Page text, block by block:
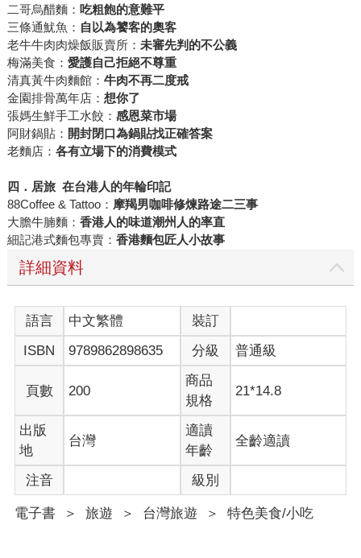
二哥烏醋麵： 吃粗飽的意難平
三條通魷魚： 自以為饕客的奧客
老牛牛肉肉燥飯販賣所： 未審先判的不公義
梅滿美食： 愛護自己拒絕不尊重
清真黃牛肉麵館： 牛肉不再二度戒
金園排骨萬年店： 想你了
張媽生鮮手工水餃： 感恩菜市場
阿財鍋貼： 開封閉口為鍋貼找正確答案
老麵店： 各有立場下的消費模式
四．居旅 在台港人的年輪印記
88Coffee & Tattoo： 摩羯男咖啡修煉路途二三事
大膽牛腩麵： 香港人的味道潮州人的率直
細記港式麵包專賣： 香港麵包匠人小故事
詳細資料
語言 中文繁體
裝訂
ISBN
9789862898635 分級 普通級
頁數 200
商品
規格
21*14.8
出版
地
台灣
適讀
年齡
全齡適讀
注音 級別
電子書 ＞ 旅遊 ＞ 台灣旅遊 ＞ 特色美食/小吃